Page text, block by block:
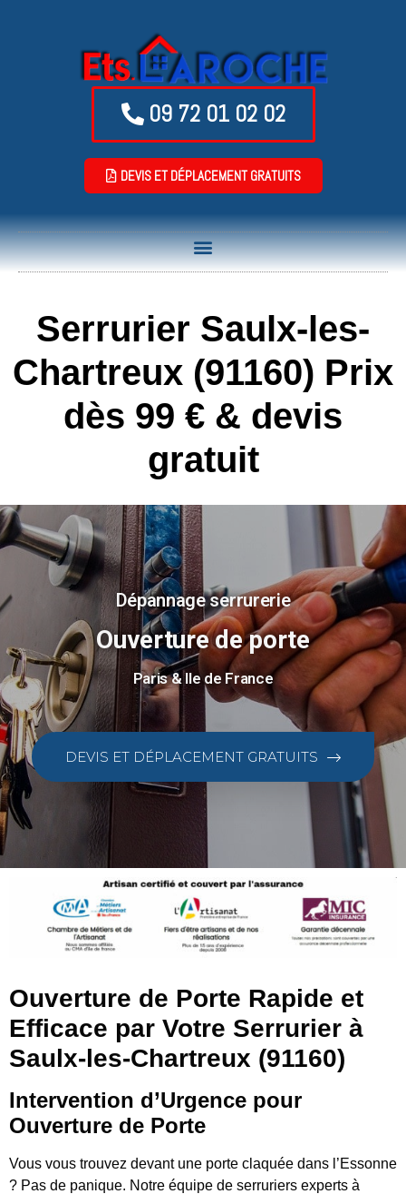
09 72 01 02 02
DEVIS ET DÉPLACEMENT GRATUITS
Serrurier Saulx-les-
Chartreux (91160) Prix
dès 99 € & devis
gratuit
Dépannage serrurerie
Ouverture de porte
Paris & Ile de France
DEVIS ET DÉPLACEMENT GRATUITS
Ouverture de Porte Rapide et
Efficace par Votre Serrurier à
Saulx-les-Chartreux (91160)
Intervention d’Urgence pour
Ouverture de Porte
Vous vous trouvez devant une porte claquée dans l’Essonne
? Pas de panique. Notre équipe de serruriers experts à